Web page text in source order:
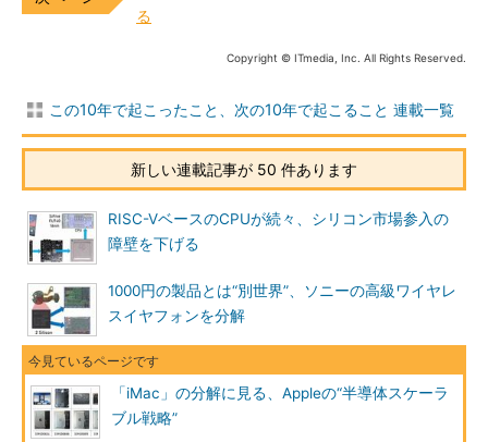
る
Copyright © ITmedia, Inc. All Rights Reserved.
この10年で起こったこと、次の10年で起こること 連載一覧
新しい連載記事が 50 件あります
RISC-VベースのCPUが続々、シリコン市場参入の
障壁を下げる
1000円の製品とは“別世界”、ソニーの高級ワイヤレ
スイヤフォンを分解
「iMac」の分解に見る、Appleの“半導体スケーラ
ブル戦略”